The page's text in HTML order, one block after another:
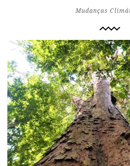
Mudanças